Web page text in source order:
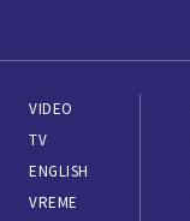
VIDEO
TV
ENGLISH
VREME